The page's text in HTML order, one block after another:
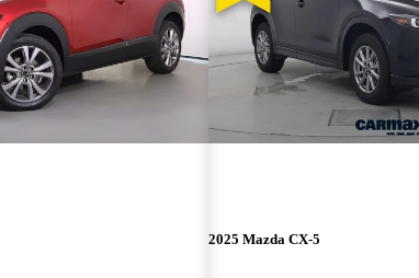
2025 Mazda CX-5